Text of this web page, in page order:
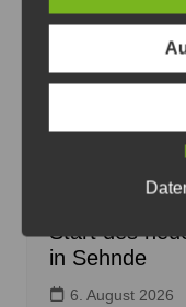
Auch die Kita
betrieben, dann
Start des
in Sehnde
6. August 2026